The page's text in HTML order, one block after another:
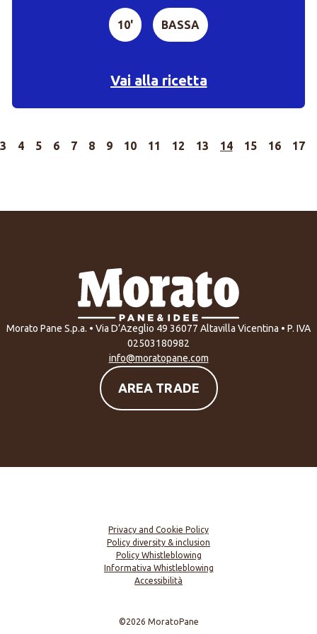
10' BASSA
Vai alla ricetta
3 4 5 6 7 8 9 10 11 12 13 14 15 16 17
Morato Pane S.p.a. • Via D’Azeglio 49 36077 Altavilla Vicentina • P. IVA
02503180982
info@moratopane.com
AREA TRADE
Privacy and Cookie Policy
Policy diversity & inclusion
Policy Whistleblowing
Informativa Whistleblowing
Accessibilità
©2026 MoratoPane